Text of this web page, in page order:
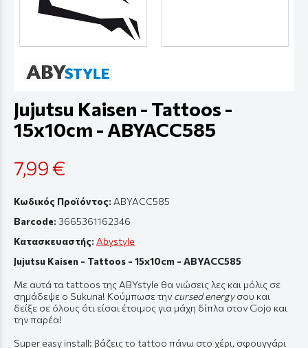
Jujutsu Kaisen - Tattoos -
15x10cm - ABYACC585
7,99 €
Κωδικός Προϊόντος: ABYACC585
Barcode: 3665361162346
Κατασκευαστής: Abystyle
Jujutsu Kaisen - Tattoos - 15x10cm - ABYACC585
Με αυτά τα tattoos της ABYstyle θα νιώσεις λες και μόλις σε
σημάδεψε ο Sukuna! Κούμπωσε την cursed energyσου και
δείξε σε όλους ότι είσαι έτοιμος για μάχη δίπλα στον Gojo και
την παρέα!
Super easy install: βάζεις το tattoo πάνω στο χέρι, σφουγγάρι